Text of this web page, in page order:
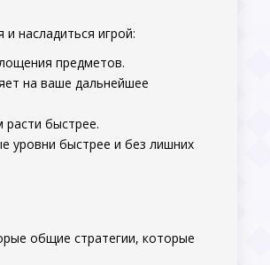
насладиться игрой:
предметов.
на ваше дальнейшее
быстрее.
уровни быстрее и без лишних
общие стратегии, которые